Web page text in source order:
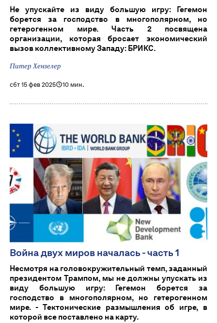
Не упускайте из виду большую игру: Гегемон
борется за господство в многополярном, но
гетерогенном мире. Часть 2 посвящена
организации, которая бросает экономический
вызов коллективному Западу: БРИКС.
Питер Хензелер
сбт 15 фев 2025 10 мин.
Война двух миров началась - часть 1
Несмотря на головокружительный темп, заданный
президентом Трампом, мы не должны упускать из
виду большую игру: Гегемон борется за
господство в многополярном, но гетерогенном
мире. - Тектонические размышления об игре, в
которой все поставлено на карту.